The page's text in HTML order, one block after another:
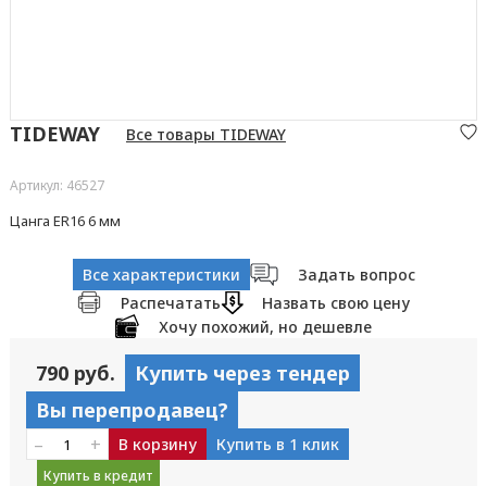
TIDEWAY Все товары TIDEWAY
Артикул: 46527
Цанга ER16 6 мм
Все характеристики
Задать вопрос
Распечатать
Назвать свою цену
Хочу похожий, но дешевле
790 руб.
Купить через тендер
Вы перепродавец?
– + В корзину Купить в 1 клик
Купить в кредит